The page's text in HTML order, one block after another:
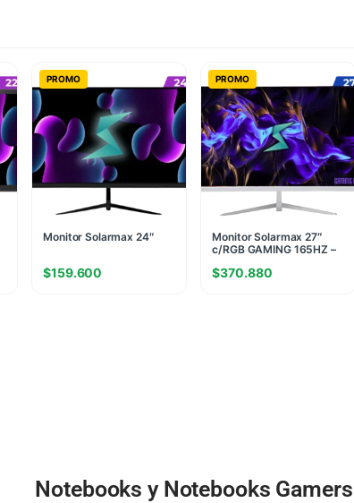
PROMO
Monitor Solarmax 24″
$159.600
PROMO
Monitor Solarmax 27″
c/RGB GAMING 165HZ –
$370.880
Notebooks y Notebooks Gamers